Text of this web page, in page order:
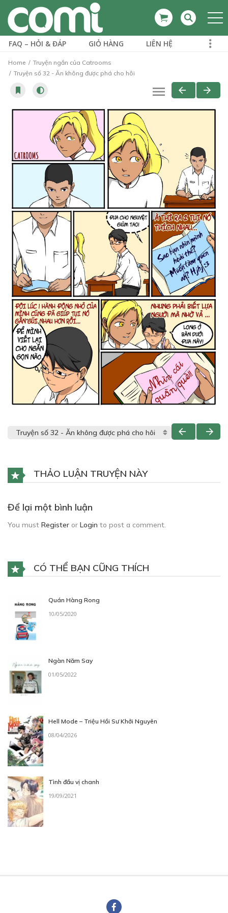
FAQ – HỎI & ĐÁP GIỎ HÀNG LIÊN HỆ
Home
Truyện ngắn của Catrooms
Truyện số 32 - Ăn không được phá cho hôi
THẢO LUẬN TRUYỆN NÀY
Để lại một bình luận
You must Register or Login to post a comment.
CÓ THỂ BẠN CŨNG THÍCH
Quán Hàng Rong
10/05/2020
Ngàn Năm Say
01/05/2022
Hell Mode – Triệu Hồi Sư Khởi Nguyên
08/04/2026
Tình đầu vị chanh
19/09/2021